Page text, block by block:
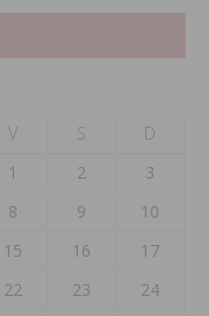
V S
D
1
2
3
8 9
10
15 16
17
22 23
24